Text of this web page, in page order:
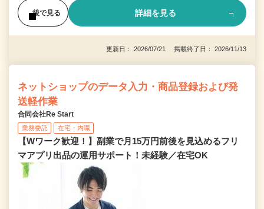
後で見る 詳細を見る
更新日： 2026/07/21 掲載終了日： 2026/11/13
ネットショップのデータ入力・商品登録および発
送軽作業
合同会社Re Start
業務委託 在宅・内職
【Wワーク歓迎！】副業で月15万円前後を見込めるフリ
マアプリ出品の運用サポート！未経験／在宅OK